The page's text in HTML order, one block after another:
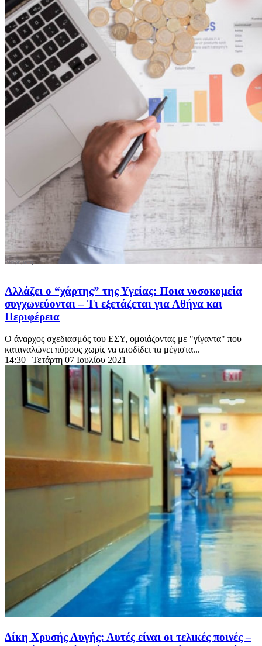
Αλλάζει ο “χάρτης” της Υγείας: Ποια νοσοκομεία
συγχωνεύονται – Τι εξετάζεται για Αθήνα και
Περιφέρεια
Ο άναρχος σχεδιασμός του ΕΣΥ, ομοιάζοντας με "γίγαντα" που
καταναλώνει πόρους χωρίς να αποδίδει τα μέγιστα...
14:30 | Τετάρτη 07 Ιουλίου 2021
Δίκη Χρυσής Αυγής: Αυτές είναι οι τελικές ποινές –